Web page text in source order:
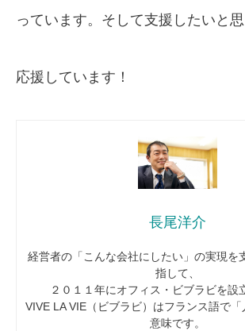
っています。そして支援したいと思
応援しています！
長尾洋介
経営者の「こんな会社にしたい」の実現を
指して、
２０１１年にオフィス・ビブラビを設
VIVE LA VIE（ビブラビ）はフランス語で「
意味です。